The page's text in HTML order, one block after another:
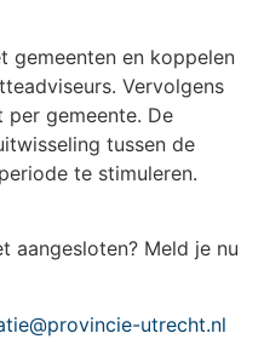
gemeenten en koppelen
Vervolgens
gemeente. De
tussen de
te stimuleren.
aangesloten? Meld je nu
utrecht.nl